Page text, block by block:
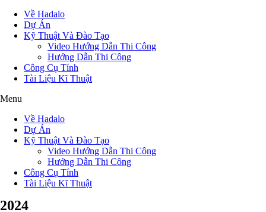
Về Hadalo
Dự Án
Kỹ Thuật Và Đào Tạo
Video Hướng Dẫn Thi Công
Hướng Dẫn Thi Công
Công Cụ Tính
Tài Liệu Kĩ Thuật
Menu
Về Hadalo
Dự Án
Kỹ Thuật Và Đào Tạo
Video Hướng Dẫn Thi Công
Hướng Dẫn Thi Công
Công Cụ Tính
Tài Liệu Kĩ Thuật
2024